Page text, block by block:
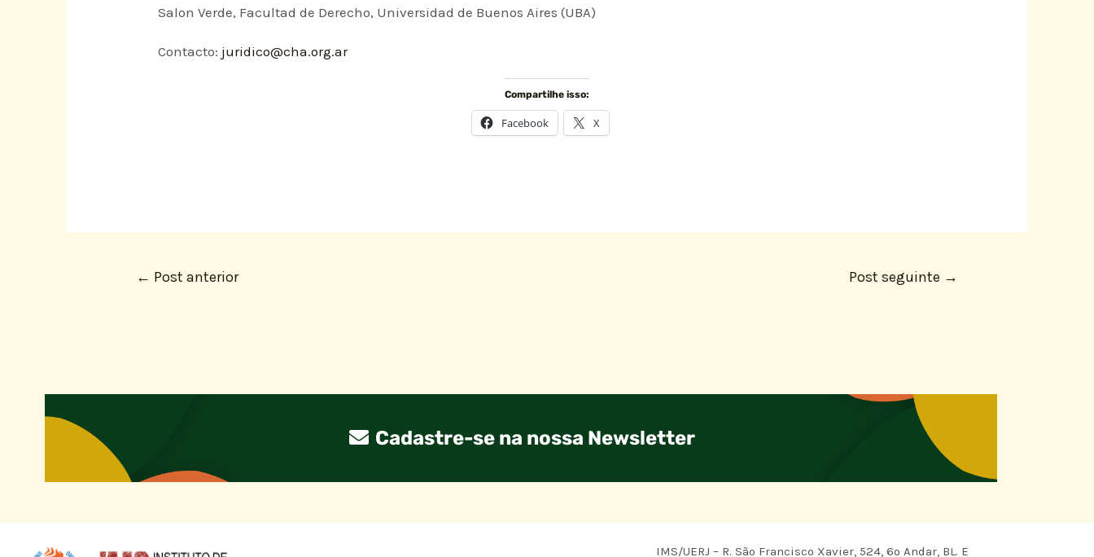
Salon Verde, Facultad de Derecho, Universidad de Buenos Aires (UBA)
Contacto: juridico@cha.org.ar
Compartilhe isso:
Facebook X
← Post anterior Post seguinte →
Cadastre-se na nossa Newsletter
IMS/UERJ – R. São Francisco Xavier, 524, 6º Andar, BL. E